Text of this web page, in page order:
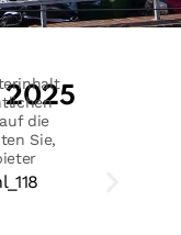
2025
die
Sie,